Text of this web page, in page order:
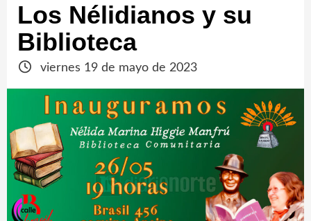
Los Nélidianos y su
Biblioteca
viernes 19 de mayo de 2023